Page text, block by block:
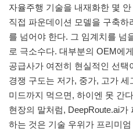
자율주행 기술을 내재화한 몇
직접 파운데이션 모델을 구축하
를 넘어야 한다. 그 임계치를 넘
로 극소수다. 대부분의 OEM에
공급사가 여전히 현실적인 선택
경쟁 구도는 저가, 중가, 고가
미드까지 먹으면, 하이엔 못 간
현장의 말처럼, DeepRoute.ai
하는 것은 기술 우위가 프리미